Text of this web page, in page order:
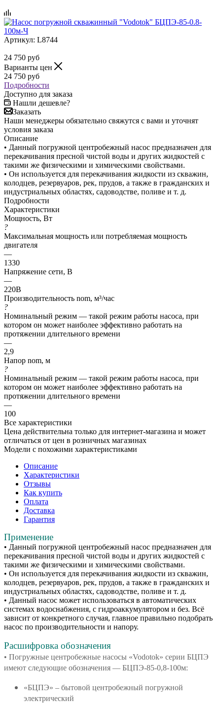
Артикул: L8744
24 750 руб
Варианты цен
24 750 руб
Подробности
Доступно для заказа
Нашли дешевле?
Заказать
Наши менеджеры обязательно свяжутся с вами и уточнят
условия заказа
Описание
• Данный погружной центробежный насос предназначен для
перекачивания пресной чистой воды и других жидкостей с
такими же физическими и химическими свойствами.
• Он используется для перекачивания жидкости из скважин,
колодцев, резервуаров, рек, прудов, а также в гражданских и
индустриальных областях, садоводстве, поливе и т. д.
Подробности
Характеристики
Мощность, Вт
?
Максимальная мощность или потребляемая мощность
двигателя
—
1330
Напряжение сети, В
—
220В
Производительность nom, м³/час
?
Номинальный режим — такой режим работы насоса, при
котором он может наиболее эффективно работать на
протяжении длительного времени
—
2,9
Напор nom, м
?
Номинальный режим — такой режим работы насоса, при
котором он может наиболее эффективно работать на
протяжении длительного времени
—
100
Все характеристики
Цена действительна только для интернет-магазина и может
отличаться от цен в розничных магазинах
Модели с похожими характеристиками
Описание
Характеристики
Отзывы
Как купить
Оплата
Доставка
Гарантия
Применение
• Данный погружной центробежный насос предназначен для
перекачивания пресной чистой воды и других жидкостей с
такими же физическими и химическими свойствами.
• Он используется для перекачивания жидкости из скважин,
колодцев, резервуаров, рек, прудов, а также в гражданских и
индустриальных областях, садоводстве, поливе и т. д.
• Данный насос может использоваться в автоматических
системах водоснабжения, с гидроаккумулятором и без. Всё
зависит от конкретного случая, главное правильно подобрать
насос по производительности и напору.
Расшифровка обозначения
• Погружные центробежные насосы «Vodotok» серии БЦПЭ
имеют следующие обозначения — БЦПЭ-85-0,8-100м:
«БЦПЭ» – бытовой центробежный погружной
электрический